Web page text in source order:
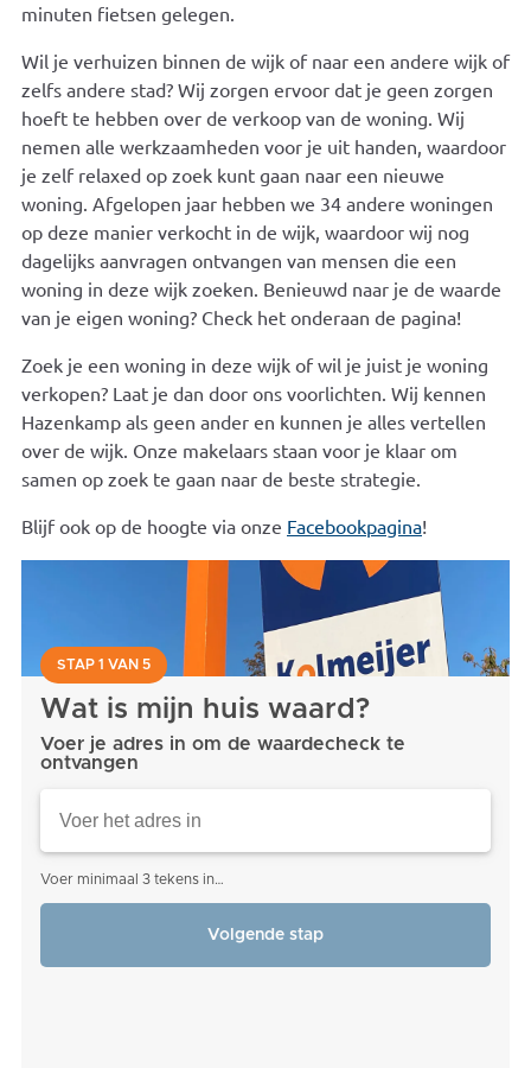
minuten fietsen gelegen.
Wil je verhuizen binnen de wijk of naar een andere wijk of
zelfs andere stad? Wij zorgen ervoor dat je geen zorgen
hoeft te hebben over de verkoop van de woning. Wij
nemen alle werkzaamheden voor je uit handen, waardoor
je zelf relaxed op zoek kunt gaan naar een nieuwe
woning. Afgelopen jaar hebben we 34 andere woningen
op deze manier verkocht in de wijk, waardoor wij nog
dagelijks aanvragen ontvangen van mensen die een
woning in deze wijk zoeken. Benieuwd naar je de waarde
van je eigen woning? Check het onderaan de pagina!
Zoek je een woning in deze wijk of wil je juist je woning
verkopen? Laat je dan door ons voorlichten. Wij kennen
Hazenkamp als geen ander en kunnen je alles vertellen
over de wijk. Onze makelaars staan voor je klaar om
samen op zoek te gaan naar de beste strategie.
Blijf ook op de hoogte via onze Facebookpagina!